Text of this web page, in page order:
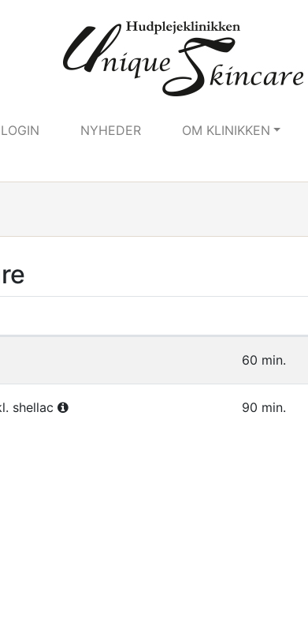
LOGIN NYHEDER OM KLINIKKEN
60 min.
shellac 90 min.